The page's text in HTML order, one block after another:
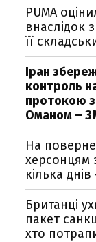
PUMA
внаслідок
її
Іран
контроль
протокою
Оманом –
На
херсонцям
кілька
Британці
пакет
хто